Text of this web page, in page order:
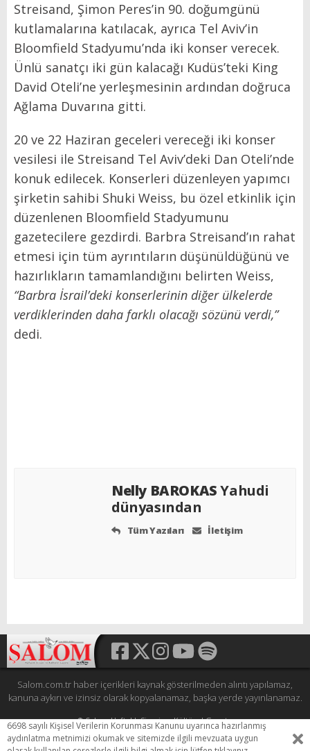
Streisand, Şimon Peres’in 90. doğumgünü
kutlamalarına katılacak, ayrıca Tel Aviv’in
Bloomfield Stadyumu’nda iki konser verecek.
Ünlü sanatçı iki gün kalacağı Kudüs’teki King
David Oteli’ne yerleşmesinin ardından doğruca
Ağlama Duvarına gitti.
20 ve 22 Haziran geceleri vereceği iki konser
vesilesi ile Streisand Tel Aviv’deki Dan Oteli’nde
konuk edilecek. Konserleri düzenleyen yapımcı
şirketin sahibi Shuki Weiss, bu özel etkinlik için
düzenlenen Bloomfield Stadyumunu
gazetecilere gezdirdi. Barbra Streisand’ın rahat
etmesi için tüm ayrıntıların düşünüldüğünü ve
hazırlıkların tamamlandığını belirten Weiss,
“Barbra İsrail’deki konserlerinin diğer ülkelerde
verdiklerinden daha farklı olacağı sözünü verdi,”
dedi.
Nelly BAROKASYahudi
dünyasından
Tüm Yazıları İletişim
Salom.com.tr haber içerikleri kaynak gösterilmeden alıntı yapılamaz,
kanuna aykırı ve izinsiz olarak kopyalanamaz, başka yerde yayınlanamaz.
© Şalom Haftalık Siyasi ve Kültürel Gazete
Tüm hakları saklıdır.
HEWESO
6698 sayılı Kişisel Verilerin Korunması Kanunu uyarınca hazırlanmış
aydınlatma metnimizi okumak ve sitemizde ilgili mevzuata uygun